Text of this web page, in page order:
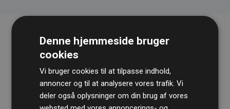
Denne hjemmeside bruger
cookies
Vi bruger cookies til at tilpasse indhold,
annoncer og til at analysere vores trafik. Vi
deler også oplysninger om din brug af vores